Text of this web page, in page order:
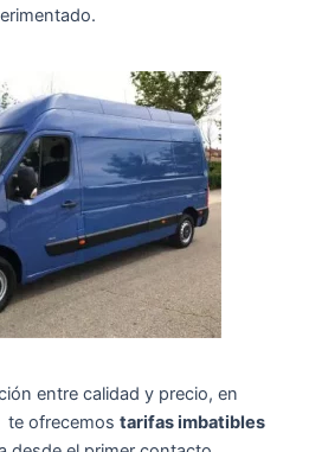
entre calidad y precio, en
te ofrecemos tarifas imbatibles